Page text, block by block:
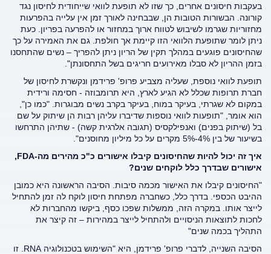
בעקבות חיסונים אחרים, כך שזו לא תופעת לוואי שייחודית לחיסון נגד
קורונה. הבשורות הטובות הן, שבבחינה לאורך זמן אין עלייה בהפרעות
מחזוריות שגרמו לשיבוש לטווח ארוך במחזור או להפרעה בפריון. כעת
ניתן לומר שתופעת הלוואי הזו קיימת אך חולפת. גם את האמירה על כך
שהחיסונים פוגעים במהלך תקין של הריון ניתן להפריך – נשים שהתחסנו
בזמן ההריון לא סבלו מאירועים חריגים בשל התחסונתן".
תופעת לוואי נוספת, שעליה מצביע פרופ' פרידמן ונקשרת לחיסון של
חברת תרופות שכלל לא הגיע לארץ, היא תרומבוזה - חסימה ורידית
במקום לא שגרתי, בעיקר במוח, בעיקר בקרב נשים מבוגרות. "כמו כן",
הוא אומר, "תופעות לוואי נוספות שדיברו עליהן רבות הן שיתוק על שם
בל (שיתוק בפנים) ואנפילקסיס (תגובה אלרגית קשה) - שתיהן התרחשו
בשיעור של בין 4%-5% מקרים על כל מיליון מחוסנים".
איך זה יכול להיות שהחיסונים קיבלו אישורים כ"כ מהירים מה-FDA
,
אישורים שבדרך כלל לוקחים שנים?
"החיסונים קיבלו את האישור מכמה סיבות. הסיבה הראשונה היא כמובן
ההיבט הכספי. בדרך כלל, כשחברה מפתחת חיסון לוקח לה זמן להתחיל
לייצר אותו. במקרה הזה, ממשלות שפכו כסף, ביקשו מהחברות לא
לחכות לתוצאות הניסויים ולהתחיל לייצר במהירות – זה קיצר את
התהליך בכמה שנים"
הסיבה השנייה, לדברי פרופ' פרידמן, היא "השימוש בטכנולוגיה RNA. זו